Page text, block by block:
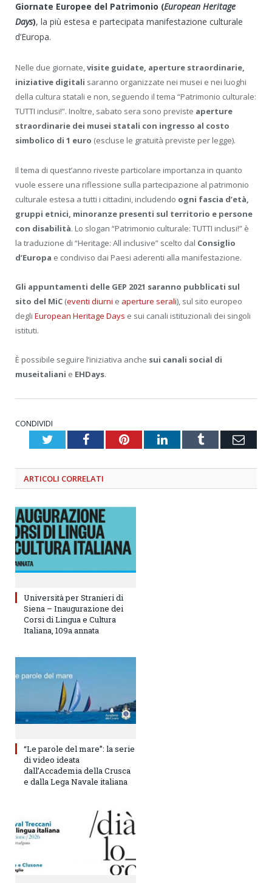
Giornate Europee del Patrimonio (European Heritage
Days), la più estesa e partecipata manifestazione culturale
d’Europa.
Nelle due giornate,visite guidate, aperture straordinarie,
iniziative digitali saranno organizzate nei musei e nei luoghi
della cultura statali e non, seguendo il tema “Patrimonio culturale:
TUTTI inclusi!”. Inoltre, sabato sera sono previste aperture
straordinarie dei musei statali con ingresso al costo
simbolico di 1 euro (escluse le gratuità previste per legge).
Il tema di quest’anno riveste particolare importanza in quanto
vuole essere una riflessione sulla partecipazione al patrimonio
culturale estesa a tutti i cittadini, includendo ogni fascia d’età,
gruppi etnici, minoranze presenti sul territorio e persone
con disabilità. Lo slogan “Patrimonio culturale: TUTTI inclusi!” è
la traduzione di “Heritage: All inclusive” scelto dal Consiglio
d’Europa e condiviso dai Paesi aderenti alla manifestazione.
Gli appuntamenti delle GEP 2021 saranno pubblicati sul
sito del MiC (eventi diurni e aperture serali), sul sito europeo
degli European Heritage Days e sui canali istituzionali dei singoli
istituti.
È possibile seguire l’iniziativa anche sui canali social di
museitaliani e EHDays.
CONDIVIDI
TwitterFacebookPinterestLinkedInTumblr
ARTICOLI CORRELATI
Università per Stranieri di
Siena – Inaugurazione dei
Corsi di Lingua e Cultura
Italiana, 109a annata
“Le parole del mare”: la serie
di video ideata
dall’Accademia della Crusca
e dalla Lega Navale italiana